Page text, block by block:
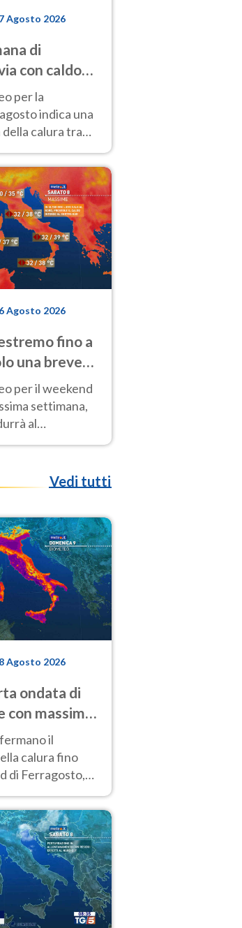
7 Agosto 2026
di
con caldo
temporale
per la
indica una
calura tra
6 Agosto 2026
fino a
una breve
per il weekend
settimana,
al
Vedi tutti
8 Agosto 2026
ondata di
con massime
elevate
il
calura fino
di Ferragosto,